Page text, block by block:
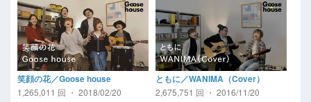
笑顔の花／Goose house
1,265,011 回 ・ 2018/02/20
ともに／WANIMA（Cover）
2,675,751 回 ・ 2016/11/20